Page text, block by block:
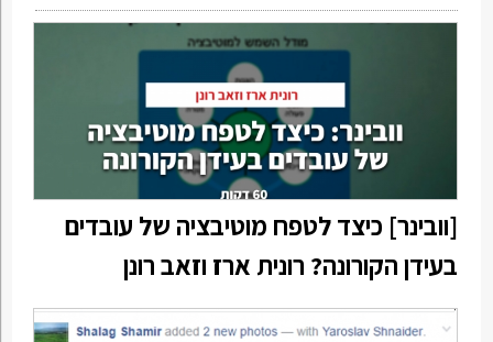
[וובינר] כיצד לטפח מוטיבציה של עובדים
בעידן הקורונה? רונית ארז וזאב רונן